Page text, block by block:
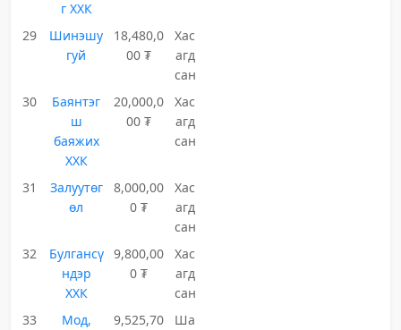
г ХХК
29
Шинэшу
гуй
18,480,0
00 ₮
Хас
агд
сан
30
Баянтэг
ш
баяжих
ХХК
20,000,0
00 ₮
Хас
агд
сан
31
Залуутөг
өл
8,000,00
0 ₮
Хас
агд
сан
32
Булгансү
ндэр
ХХК
9,800,00
0 ₮
Хас
агд
сан
33
Мод,
9,525,70
Ша